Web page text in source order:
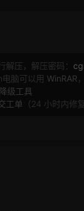
压，解压密码：
脑可以用 WinRAR ，
级工具
工单 （24 小时内修复